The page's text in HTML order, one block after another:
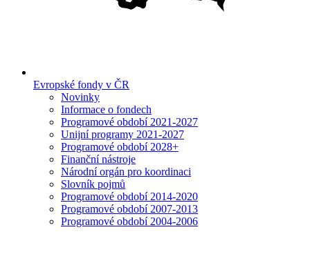
Evropské fondy v ČR
Novinky
Informace o fondech
Programové období 2021-2027
Unijní programy 2021-2027
Programové období 2028+
Finanční nástroje
Národní orgán pro koordinaci
Slovník pojmů
Programové období 2014-2020
Programové období 2007-2013
Programové období 2004-2006